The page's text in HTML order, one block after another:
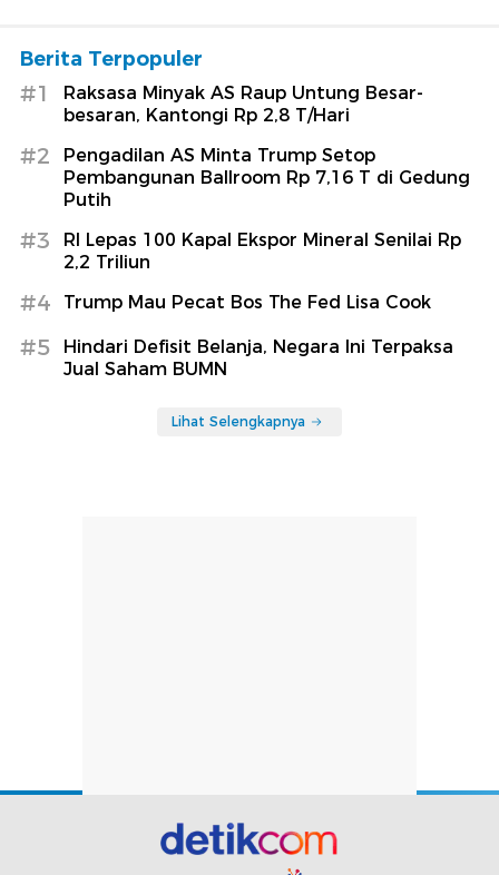
Berita Terpopuler
#1
Raksasa Minyak AS Raup Untung Besar-
besaran, Kantongi Rp 2,8 T/Hari
#2
Pengadilan AS Minta Trump Setop
Pembangunan Ballroom Rp 7,16 T di Gedung
Putih
#3
RI Lepas 100 Kapal Ekspor Mineral Senilai Rp
2,2 Triliun
#4 Trump Mau Pecat Bos The Fed Lisa Cook
#5
Hindari Defisit Belanja, Negara Ini Terpaksa
Jual Saham BUMN
Lihat Selengkapnya